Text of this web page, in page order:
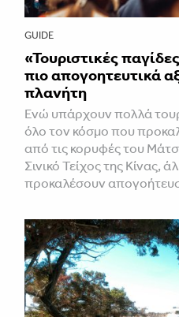
GUIDE
«Τουριστικές
πιο απογοητευτικά
πλανήτη
Ενώ υπάρχουν πολλά
όλο τον κόσμο που
από τις κορυφές του
Σινικό Τείχος της Κίνας,
προκαλέσουν